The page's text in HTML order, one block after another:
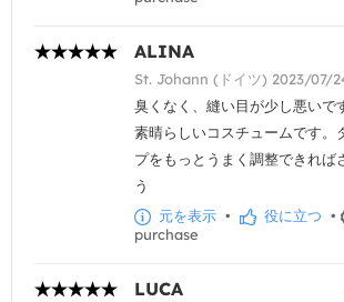
ALINA
St. Johann (ドイツ) 2023/07/
臭くなく、縫い目が少し悪いで
素晴らしいコスチュームです。
プをもっとうまく調整できれば
う
元を表示 • 役に立つ •
purchase
LUCA